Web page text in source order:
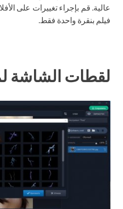
عالية. قم بإجراء تغييرات على
فيلم بنقرة واحدة فقط.
لقطات الشاشة